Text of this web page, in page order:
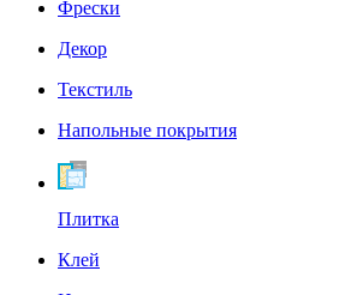
Фрески
Декор
Текстиль
Напольные покрытия
Плитка
Клей